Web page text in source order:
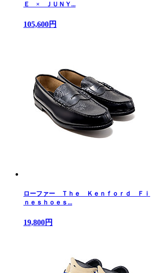
Ｅ × ＪＵＮＹ...
105,600円
ローファー Ｔｈｅ Ｋｅｎｆｏｒｄ Ｆｉ
ｎｅｓｈｏｅｓ...
19,800円